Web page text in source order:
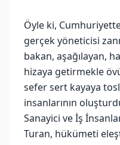
Öyle ki,
gerçek yöneticisi
bakan, aşağılayan,
hizaya getirmekle
sefer sert kayaya
insanlarının
Sanayici ve İş
Turan, hükümeti